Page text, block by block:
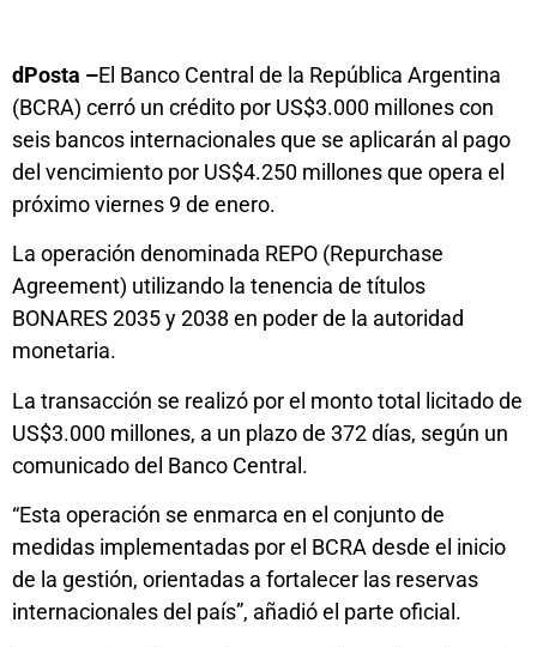
dPosta –El Banco Central de la República Argentina
(BCRA) cerró un crédito por US$3.000 millones con
seis bancos internacionales que se aplicarán al pago
del vencimiento por US$4.250 millones que opera el
próximo viernes 9 de enero.
La operación denominada REPO (Repurchase
Agreement) utilizando la tenencia de títulos
BONARES 2035 y 2038 en poder de la autoridad
monetaria.
La transacción se realizó por el monto total licitado de
US$3.000 millones, a un plazo de 372 días, según un
comunicado del Banco Central.
“Esta operación se enmarca en el conjunto de
medidas implementadas por el BCRA desde el inicio
de la gestión, orientadas a fortalecer las reservas
internacionales del país”, añadió el parte oficial.